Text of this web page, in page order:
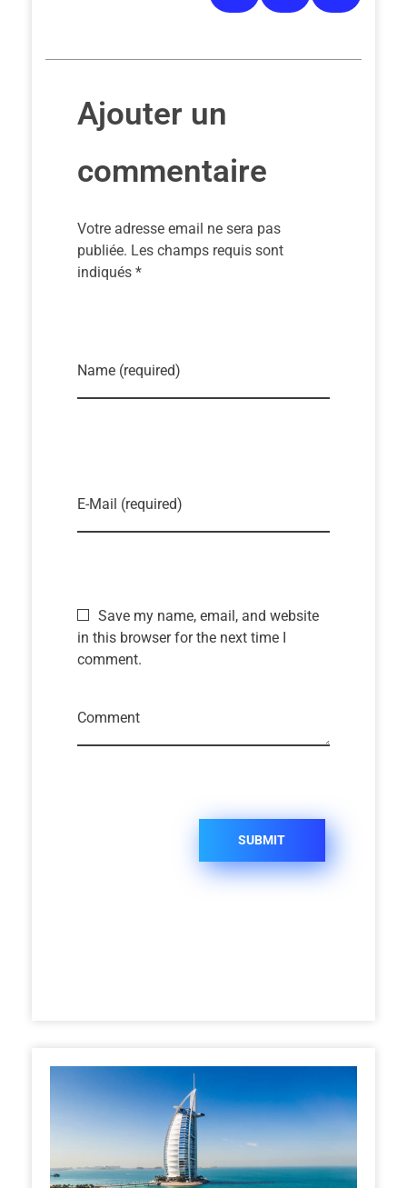
Ajouter un
commentaire
Votre adresse email ne sera pas
publiée. Les champs requis sont
indiqués *
Name (required)
E-Mail (required)
Save my name, email, and website
in this browser for the next time I
comment.
Comment